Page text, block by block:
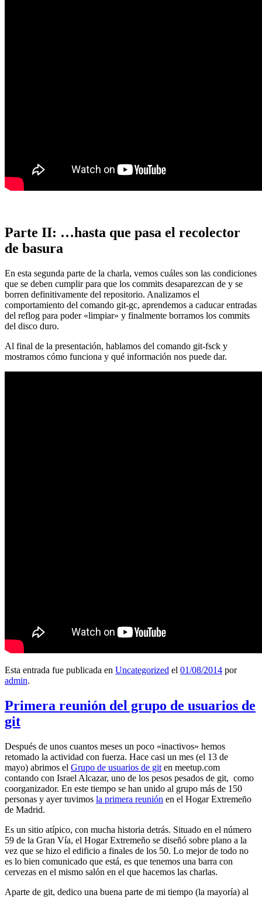
Parte II: …hasta que pasa el recolector
de basura
En esta segunda parte de la charla, vemos cuáles son las condiciones
que se deben cumplir para que los commits desaparezcan de y se
borren definitivamente del repositorio. Analizamos el
comportamiento del comando git-gc, aprendemos a caducar entradas
del reflog para poder «limpiar» y finalmente borramos los commits
del disco duro.
Al final de la presentación, hablamos del comando git-fsck y
mostramos cómo funciona y qué información nos puede dar.
Esta entrada fue publicada en Uncategorized el 01/08/2014 por
admin.
Primera reunión del grupo de usuarios de
git
Después de unos cuantos meses un poco «inactivos» hemos
retomado la actividad con fuerza. Hace casi un mes (el 13 de
mayo) abrimos el Grupo de usuarios de git en meetup.com
contando con Israel Alcazar, uno de los pesos pesados de git, como
coorganizador. En este tiempo se han unido al grupo más de 150
personas y ayer tuvimos la primera reunión en el Hogar Extremeño
de Madrid.
Es un sitio atípico, con mucha historia detrás. Situado en el número
59 de la Gran Vía, el Hogar Extremeño se diseñó sobre plano a la
vez que se hizo el edificio a finales de los 50. Lo mejor de todo no
es lo bien comunicado que está, es que tenemos una barra con
cervezas en el mismo salón en el que hacemos las charlas.
Aparte de git, dedico una buena parte de mi tiempo (la mayoría) al